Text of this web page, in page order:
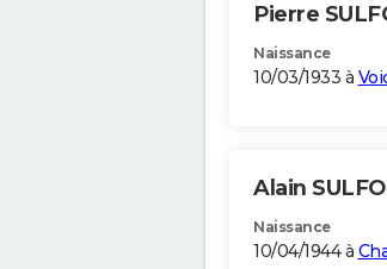
Pierre
Naissance
10/03/1933 à
Alain
Naissance
10/04/1944 à